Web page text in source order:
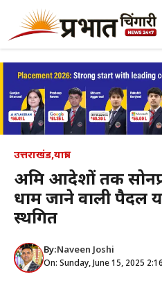
content
उत्तराखंड,यात्रा
अग्रिम आदेशों तक
धाम जाने वाली पैदल
स्थगित
By:Naveen Joshi
On: Sunday, June 15, 2025